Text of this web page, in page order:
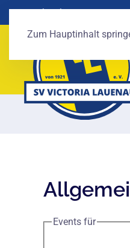
Zum Hauptinhalt
SV Victoria Lauenau von
Events für